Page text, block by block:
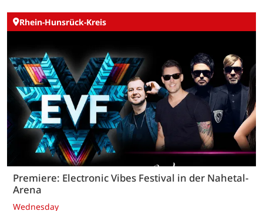
Rhein-Hunsrück-Kreis
Premiere: Electronic Vibes Festival in der Nahetal-
Arena
Wednesday